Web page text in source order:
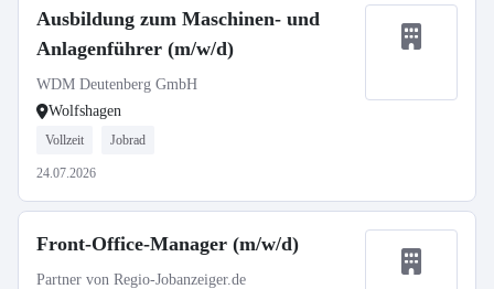
Ausbildung zum Maschinen- und
Anlagenführer (m/w/d)
WDM Deutenberg GmbH
Wolfshagen
Vollzeit Jobrad
24.07.2026
Front-Office-Manager (m/w/d)
Partner von Regio-Jobanzeiger.de